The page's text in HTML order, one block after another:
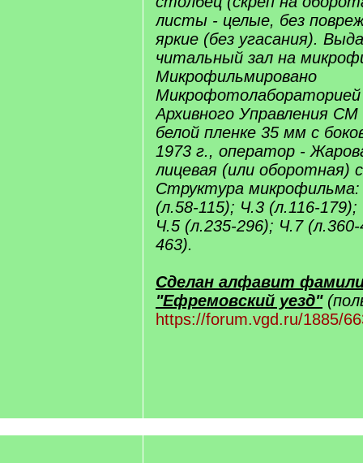
листы - целые, без
яркие (без угасания).
читальный зал на
Микрофильмировано
Микрофотолабораторией
Архивного Управления
белой пленке 35 мм с
1973 г., оператор -
лицевая (или оборотная)
Структура
(л.58-115); Ч.3 (л.116-
Ч.5 (л.235-296); Ч.7
463).
Сделан алфавит
"Ефремовский уезд"
https://forum.vgd.ru/1885/